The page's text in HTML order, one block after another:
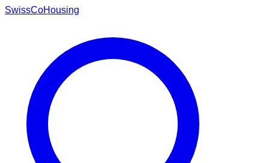
SwissCoHousing